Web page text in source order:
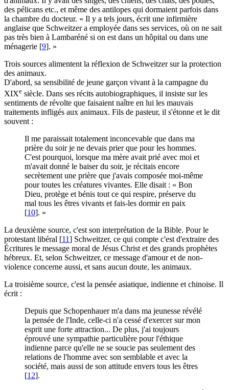
des pélicans etc., et même des antilopes qui dormaient parfois dans
la chambre du docteur. « Il y a tels jours, écrit une infirmière
anglaise que Schweitzer a employée dans ses services, où on ne sait
pas très bien à Lambaréné si on est dans un hôpital ou dans une
ménagerie [9]. »
Trois sources alimentent la réflexion de Schweitzer sur la protection
des animaux.
D'abord, sa sensibilité de jeune garçon vivant à la campagne du
XIXe siècle. Dans ses récits autobiographiques, il insiste sur les
sentiments de révolte que faisaient naître en lui les mauvais
traitements infligés aux animaux. Fils de pasteur, il s'étonne et le dit
souvent :
Il me paraissait totalement inconcevable que dans ma
prière du soir je ne devais prier que pour les hommes.
C'est pourquoi, lorsque ma mère avait prié avec moi et
m'avait donné le baiser du soir, je récitais encore
secrètement une prière que j'avais composée moi-même
pour toutes les créatures vivantes. Elle disait : « Bon
Dieu, protège et bénis tout ce qui respire, préserve du
mal tous les êtres vivants et fais-les dormir en paix
[10]. »
La deuxième source, c'est son interprétation de la Bible. Pour le
protestant libéral [11] Schweitzer, ce qui compte c'est d'extraire des
Écritures le message moral de Jésus Christ et des grands prophètes
hébreux. Et, selon Schweitzer, ce message d'amour et de non-
violence concerne aussi, et sans aucun doute, les animaux.
La troisième source, c'est la pensée asiatique, indienne et chinoise. Il
écrit :
Depuis que Schopenhauer m'a dans ma jeunesse révélé
la pensée de l'Inde, celle-ci n'a cessé d'exercer sur mon
esprit une forte attraction... De plus, j'ai toujours
éprouvé une sympathie particulière pour l'éthique
indienne parce qu'elle ne se soucie pas seulement des
relations de l'homme avec son semblable et avec la
société, mais aussi de son attitude envers tous les êtres
[12].